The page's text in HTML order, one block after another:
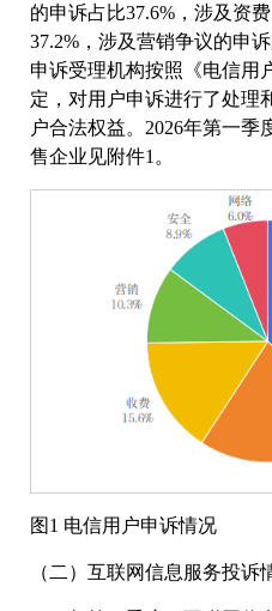
的申诉占比37.6%，涉及资
37.2%，涉及营销争议的申
申诉受理机构按照《电信用
定，对用户申诉进行了处理
户合法权益。2026年第一
售企业见附件1。
图1 电信用户申诉情况
（二）互联网信息服务投诉